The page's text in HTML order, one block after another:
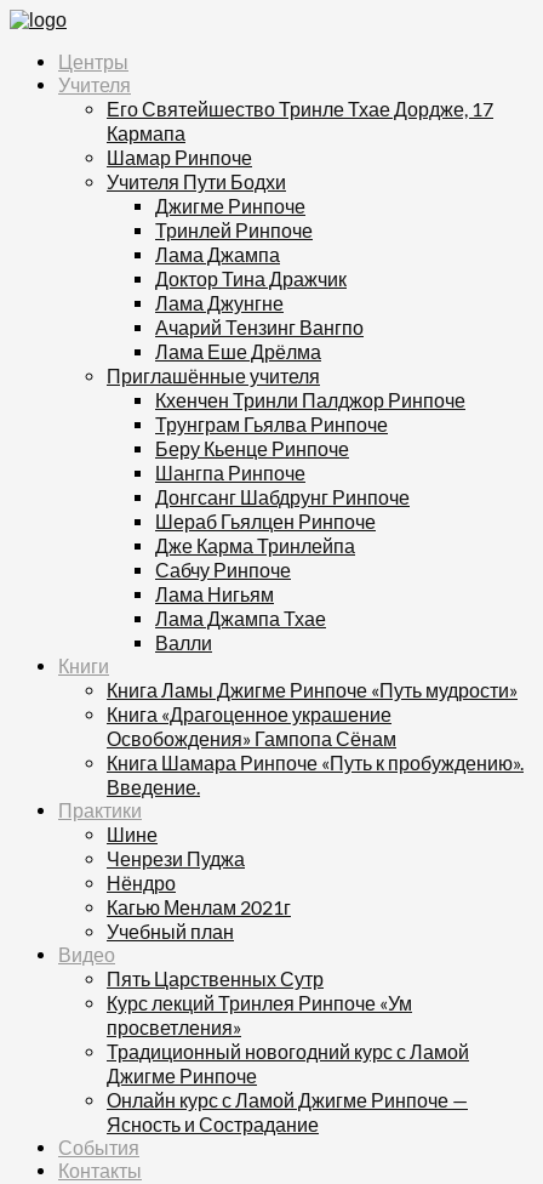
Центры
Учителя
Его Святейшество Тринле Тхае Дордже, 17
Кармапа
Шамар Ринпоче
Учителя Пути Бодхи
Джигме Ринпоче
Тринлей Ринпоче
Лама Джампа
Доктор Тина Дражчик
Лама Джунгне
Ачарий Тензинг Вангпо
Лама Еше Дрёлма
Приглашённые учителя
Кхенчен Тринли Палджор Ринпоче
Трунграм Гьялва Ринпоче
Беру Кьенце Ринпоче
Шангпа Ринпоче
Донгсанг Шабдрунг Ринпоче
Шераб Гьялцен Ринпоче
Дже Карма Тринлейпа
Сабчу Ринпоче
Лама Нигьям
Лама Джампа Тхае
Валли
Книги
Книга Ламы Джигме Ринпоче «Путь мудрости»
Книга «Драгоценное украшение
Освобождения» Гампопа Сёнам
Книга Шамара Ринпоче «Путь к пробуждению».
Введение.
Практики
Шине
Ченрези Пуджа
Нёндро
Кагью Менлам 2021г
Учебный план
Видео
Пять Царственных Сутр
Курс лекций Тринлея Ринпоче «Ум
просветления»
Традиционный новогодний курс с Ламой
Джигме Ринпоче
Онлайн курс с Ламой Джигме Ринпоче —
Ясность и Сострадание
События
Контакты